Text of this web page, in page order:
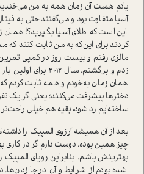
یادم هست آن زمان همه به من
آسیا متفاوت بود و می‌گفتند حتی به
این ا‌ست که طلای آسیا بگیرید؟!
کردند برای این‌که به من ثابت کنند
مالزی رفتم و بیست روز در کمپی تمرین
زدم و برگشتم. سال ۲۰۱۲ برای اولین بار توانستم
همان زمان به‌خودم و همه ثابت کردم
دخترها پیشرفت می‌کنند؛ یعنی اگر یک
ساخته‌ایم رد شود، بقیه هم خیلی راحت‌تر
بعد از آن‌ همیشه آرزوی المپیک را
چیز همین بوده. دوست دارم اگر در کاری
بهترینش باشم. بنابراین رویای
شده بودم از شرایط و آن درجا